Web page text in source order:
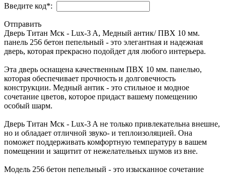
Введите код*:
Отправить
Дверь Титан Мск - Lux-3 A, Медный антик/ ПВХ 10 мм.
панель 256 бетон пепельный - это элегантная и надежная
дверь, которая прекрасно подойдет для любого интерьера.
Эта дверь оснащена качественным ПВХ 10 мм. панелью,
которая обеспечивает прочность и долговечность
конструкции. Медный антик - это стильное и модное
сочетание цветов, которое придаст вашему помещению
особый шарм.
Дверь Титан Мск - Lux-3 A не только привлекательна внешне,
но и обладает отличной звуко- и теплоизоляцией. Она
поможет поддерживать комфортную температуру в вашем
помещении и защитит от нежелательных шумов из вне.
Модель 256 бетон пепельный - это изысканное сочетание